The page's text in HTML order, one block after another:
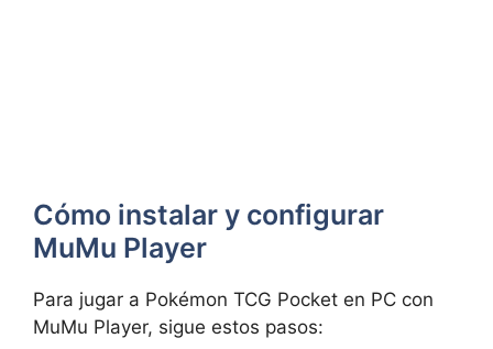
Cómo instalar y configurar
MuMu Player
Para jugar a Pokémon TCG Pocket en PC con
MuMu Player, sigue estos pasos: